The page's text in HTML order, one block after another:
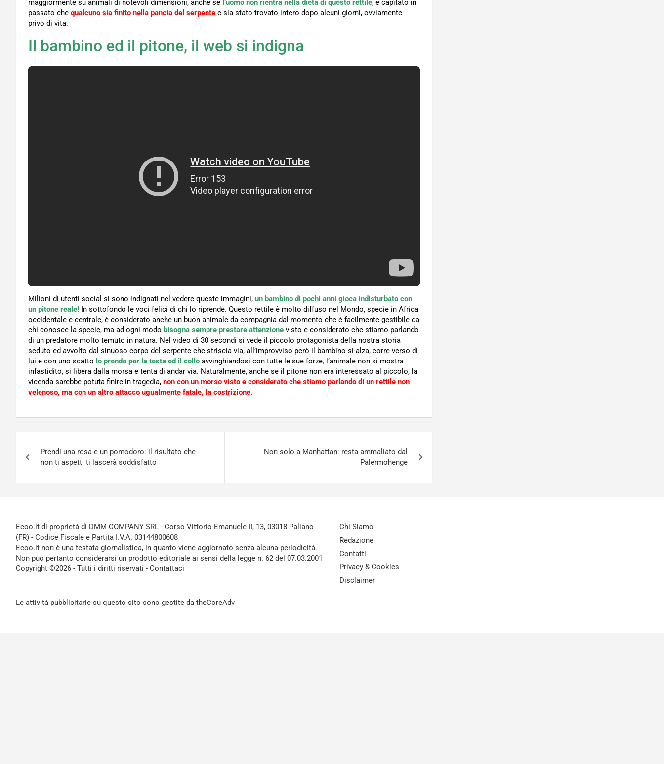
maggiormente su animali di notevoli dimensioni, anche se l’uomo non rientra nella dieta di questo rettile, è capitato in
passato che qualcuno sia finito nella pancia del serpente e sia stato trovato intero dopo alcuni giorni, ovviamente
privo di vita.
Il bambino ed il pitone, il web si indigna
Milioni di utenti social si sono indignati nel vedere queste immagini, un bambino di pochi anni gioca indisturbato con
un pitone reale! In sottofondo le voci felici di chi lo riprende. Questo rettile è molto diffuso nel Mondo, specie in Africa
occidentale e centrale, è considerato anche un buon animale da compagnia dal momento che è facilmente gestibile da
chi conosce la specie, ma ad ogni modo bisogna sempre prestare attenzione visto e considerato che stiamo parlando
di un predatore molto temuto in natura. Nel video di 30 secondi si vede il piccolo protagonista della nostra storia
seduto ed avvolto dal sinuoso corpo del serpente che striscia via, all’improvviso però il bambino si alza, corre verso di
lui e con uno scatto lo prende per la testa ed il collo avvinghiandosi con tutte le sue forze, l’animale non si mostra
infastidito, si libera dalla morsa e tenta di andar via. Naturalmente, anche se il pitone non era interessato al piccolo, la
vicenda sarebbe potuta finire in tragedia, non con un morso visto e considerato che stiamo parlando di un rettile non
velenoso, ma con un altro attacco ugualmente fatale, la costrizione.
articoli
Prendi una rosa e un pomodoro: il risultato che
non ti aspetti ti lascerà soddisfatto
Non solo a Manhattan: resta ammaliato dal
Palermohenge
Ecoo.it di proprietà di DMM COMPANY SRL - Corso Vittorio Emanuele II, 13, 03018 Paliano
(FR) - Codice Fiscale e Partita I.V.A. 03144800608
Ecoo.it non è una testata giornalistica, in quanto viene aggiornato senza alcuna periodicità.
Non può pertanto considerarsi un prodotto editoriale ai sensi della legge n. 62 del 07.03.2001
Copyright ©2026 - Tutti i diritti riservati - Contattaci
Le attività pubblicitarie su questo sito sono gestite da theCoreAdv
Chi Siamo
Redazione
Contatti
Privacy & Cookies
Disclaimer